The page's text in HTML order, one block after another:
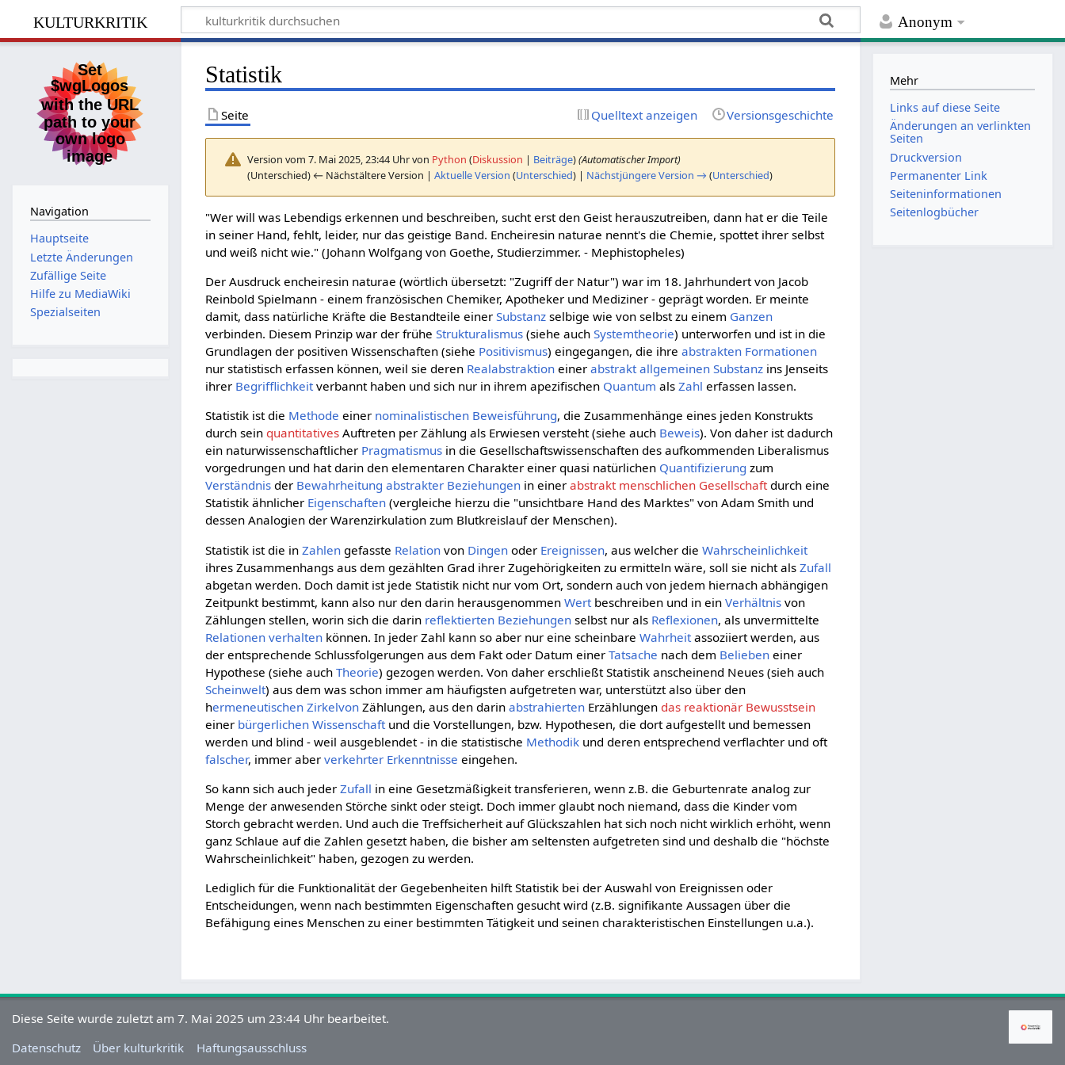
Anonym
kulturkritik
Statistik
Seite Quelltext anzeigen Versionsgeschichte
Version vom 7. Mai 2025, 23:44 Uhr von Python (Diskussion | Beiträge)(Automatischer Import)
(Unterschied) ← Nächstältere Version |Aktuelle Version (Unterschied) | Nächstjüngere Version → (Unterschied)
"Wer will was Lebendigs erkennen und beschreiben, sucht erst den Geist herauszutreiben, dann hat er die Teile
in seiner Hand, fehlt, leider, nur das geistige Band. Encheiresin naturae nennt's die Chemie, spottet ihrer selbst
und weiß nicht wie." (Johann Wolfgang von Goethe, Studierzimmer. - Mephistopheles)
Der Ausdruck encheiresin naturae (wörtlich übersetzt: "Zugriff der Natur") war im 18. Jahrhundert von Jacob
Reinbold Spielmann - einem französischen Chemiker, Apotheker und Mediziner - geprägt worden. Er meinte
damit, dass natürliche Kräfte die Bestandteile einerSubstanz selbige wie von selbst zu einem Ganzen
verbinden. Diesem Prinzip war der früheStrukturalismus (siehe auchSystemtheorie) unterworfen und ist in die
Grundlagen der positiven Wissenschaften (siehe Positivismus) eingegangen, die ihreabstrakten Formationen
nur statistisch erfassen können, weil sie deren Realabstraktion einerabstrakt allgemeinen Substanz ins Jenseits
ihrer Begrifflichkeitverbannt haben und sich nur in ihrem apezifischen Quantum alsZahl erfassen lassen.
Statistik ist die Methode einer nominalistischen Beweisführung, die Zusammenhänge eines jeden Konstrukts
durch sein quantitatives Auftreten per Zählung als Erwiesen versteht (siehe auch Beweis). Von daher ist dadurch
ein naturwissenschaftlicher Pragmatismus in die Gesellschaftswissenschaften des aufkommenden Liberalismus
vorgedrungen und hat darin den elementaren Charakter einer quasi natürlichen Quantifizierung zum
Verständnis der Bewahrheitung abstrakter Beziehungen in einerabstrakt menschlichen Gesellschaftdurch eine
Statistik ähnlicher Eigenschaften (vergleiche hierzu die "unsichtbare Hand des Marktes" von Adam Smith und
dessen Analogien der Warenzirkulation zum Blutkreislauf der Menschen).
Statistik ist die inZahlen gefasste Relation von Dingen oder Ereignissen, aus welcher dieWahrscheinlichkeit
ihres Zusammenhangs aus dem gezählten Grad ihrer Zugehörigkeiten zu ermitteln wäre, soll sie nicht alsZufall
abgetan werden. Doch damit ist jede Statistik nicht nur vom Ort, sondern auch von jedem hiernach abhängigen
Zeitpunkt bestimmt, kann also nur den darin herausgenommenWert beschreiben und in einVerhältnis von
Zählungen stellen, worin sich die darin reflektierten Beziehungen selbst nur als Reflexionen, als unvermittelte
Relationen verhalten können. In jeder Zahl kann so aber nur eine scheinbareWahrheit assoziiert werden, aus
der entsprechende Schlussfolgerungen aus dem Fakt oder Datum einerTatsache nach dem Belieben einer
Hypothese (siehe auchTheorie) gezogen werden. Von daher erschließt Statistik anscheinend Neues (sieh auch
Scheinwelt) aus dem was schon immer am häufigsten aufgetreten war, unterstützt also über den
hermeneutischen Zirkelvon Zählungen, aus den darinabstrahierten Erzählungen das reaktionär Bewusstsein
einer bürgerlichen Wissenschaft und die Vorstellungen, bzw. Hypothesen, die dort aufgestellt und bemessen
werden und blind - weil ausgeblendet - in die statistische Methodik und deren entsprechend verflachter und oft
falscher, immer aberverkehrter Erkenntnisse eingehen.
So kann sich auch jederZufall in eine Gesetzmäßigkeit transferieren, wenn z.B. die Geburtenrate analog zur
Menge der anwesenden Störche sinkt oder steigt. Doch immer glaubt noch niemand, dass die Kinder vom
Storch gebracht werden. Und auch die Treffsicherheit auf Glückszahlen hat sich noch nicht wirklich erhöht, wenn
ganz Schlaue auf die Zahlen gesetzt haben, die bisher am seltensten aufgetreten sind und deshalb die "höchste
Wahrscheinlichkeit" haben, gezogen zu werden.
Lediglich für die Funktionalität der Gegebenheiten hilft Statistik bei der Auswahl von Ereignissen oder
Entscheidungen, wenn nach bestimmten Eigenschaften gesucht wird (z.B. signifikante Aussagen über die
Befähigung eines Menschen zu einer bestimmten Tätigkeit und seinen charakteristischen Einstellungen u.a.).
Navigation
Hauptseite
Letzte Änderungen
Zufällige Seite
Hilfe zu MediaWiki
Spezialseiten
Mehr
Links auf diese Seite
Änderungen an verlinkten
Seiten
Druckversion
Permanenter Link
Seiten­­informationen
Seitenlogbücher
Diese Seite wurde zuletzt am 7. Mai 2025 um 23:44 Uhr bearbeitet.
Datenschutz
Über kulturkritik Haftungsausschluss